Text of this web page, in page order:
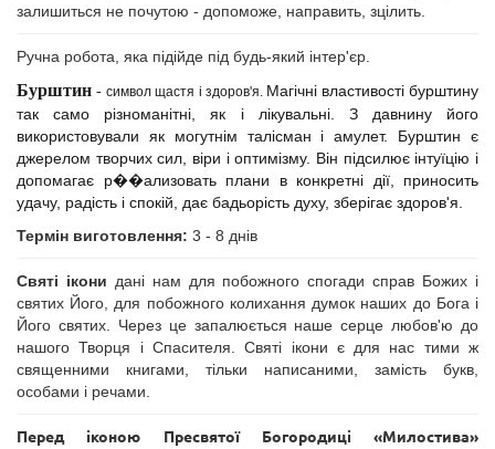
залишиться не почутою - допоможе, направить, зцілить.
Ручна робота, яка підійде під будь-який інтер'єр.
Бурштин-символ щастя і здоров'я. Магічні властивості бурштину
так само різноманітні, як і лікувальні. З давнину його
використовували як могутнім талісман і амулет. Бурштин є
джерелом творчих сил, віри і оптимізму. Він підсилює інтуїцію і
допомагає р��ализовать плани в конкретні дії, приносить
удачу, радість і спокій, дає бадьорість духу, зберігає здоров'я.
Термін виготовлення: 3 - 8 днів
Святі ікони дані нам для побожного спогади справ Божих і
святих Його, для побожного колихання думок наших до Бога і
Його святих. Через це запалюється наше серце любов'ю до
нашого Творця і Спасителя. Святі ікони є для нас тими ж
священними книгами, тільки написаними, замість букв,
особами і речами.
Перед іконою Пресвятої Богородиці «Милостива»